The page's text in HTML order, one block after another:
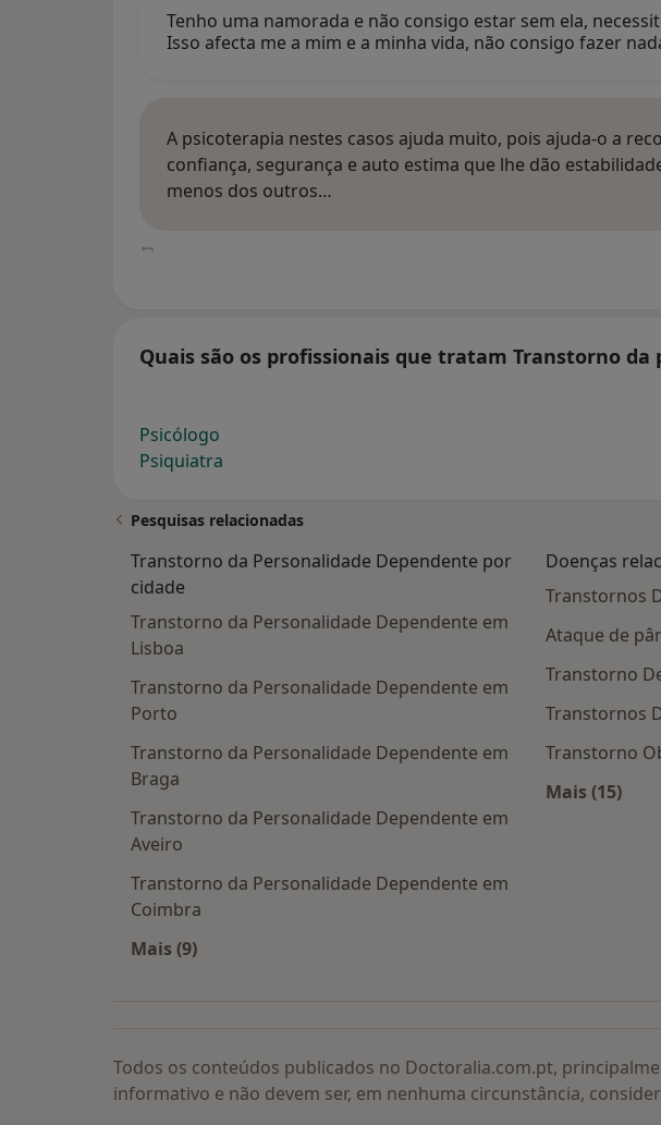
Tenho uma namorada e não consigo estar sem ela,
Isso afecta me a mim e a minha vida, não consigo fazer
A psicoterapia nestes casos ajuda muito, pois ajuda-o a
confiança, segurança e auto estima que lhe dão
menos dos outros…
Quais são os profissionais que tratam Transtorno da
Psicólogo
Psiquiatra
Pesquisas relacionadas
Transtorno da Personalidade Dependente por
cidade
Transtorno da Personalidade Dependente em
Lisboa
Transtorno da Personalidade Dependente em
Porto
Transtorno da Personalidade Dependente em
Braga
Transtorno da Personalidade Dependente em
Aveiro
Transtorno da Personalidade Dependente em
Coimbra
Mais (9)
Doenças
Transtornos
Ataque de
Transtorno
Transtornos
Transtorno
Mais (15)
Todos os conteúdos publicados no Doctoralia.com.pt,
informativo e não devem ser, em nenhuma circunstância,